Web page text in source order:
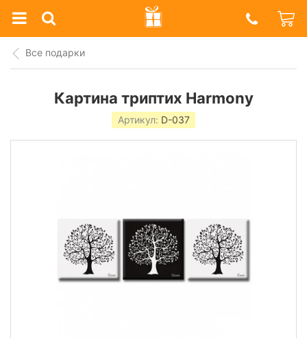
Prazdnik
Shop
Все подарки
Картина триптих Harmony
Артикул: D-037